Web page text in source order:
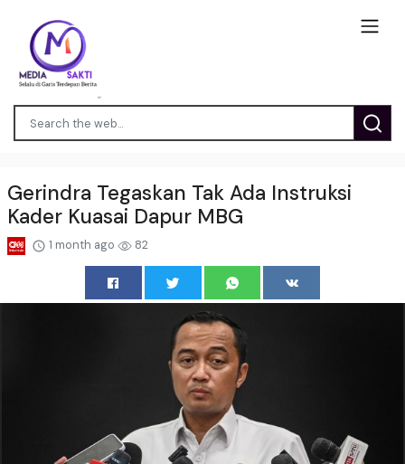
Gerindra Tegaskan Tak Ada Instruksi
Kader Kuasai Dapur MBG
1 month ago 82